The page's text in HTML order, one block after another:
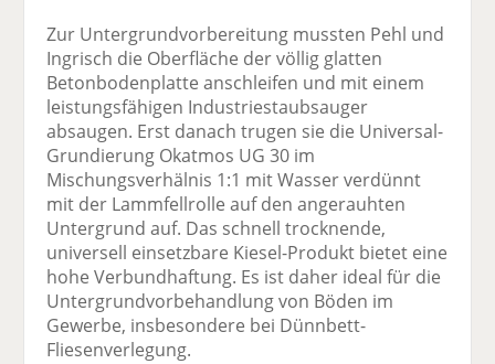
Zur Untergrundvorbereitung mussten Pehl und
Ingrisch die Oberfläche der völlig glatten
Betonbodenplatte anschleifen und mit einem
leistungsfähigen Industriestaubsauger
absaugen. Erst danach trugen sie die Universal-
Grundierung Okatmos UG 30 im
Mischungsverhälnis 1:1 mit Wasser verdünnt
mit der Lammfellrolle auf den angerauhten
Untergrund auf. Das schnell trocknende,
universell einsetzbare Kiesel-Produkt bietet eine
hohe Verbundhaftung. Es ist daher ideal für die
Untergrundvorbehandlung von Böden im
Gewerbe, insbesondere bei Dünnbett-
Fliesenverlegung.